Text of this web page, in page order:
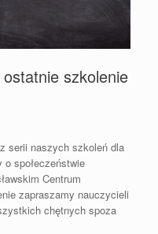
szkolenie
serii naszych szkoleń dla
społeczeństwie
Centrum
zapraszamy nauczycieli
chętnych spoza